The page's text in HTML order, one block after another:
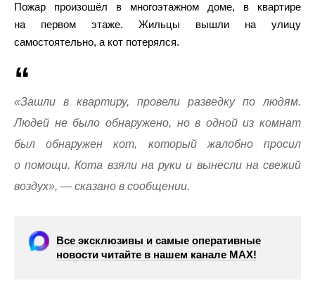
Пожар произошёл в многоэтажном доме, в квартире
на первом этаже. Жильцы вышли на улицу
самостоятельно, а кот потерялся.
«Зашли в квартиру, провели разведку по людям.
Людей не было обнаружено, но в одной из комнат
был обнаружен кот, который жалобно просил
о помощи. Кота взяли на руки и вынесли на свежий
воздух», — сказано в сообщении.
Все эксклюзивы и самые оперативные
новости читайте в нашем канале МАХ!